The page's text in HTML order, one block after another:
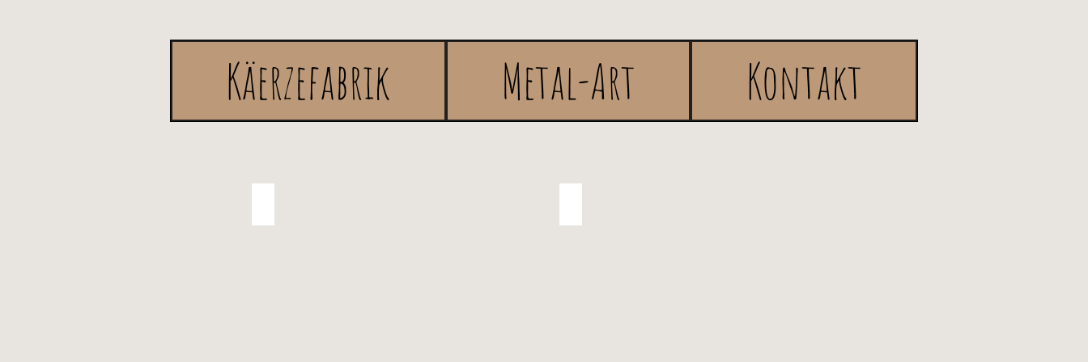
Käerzefabrik Metal-Art Kontakt